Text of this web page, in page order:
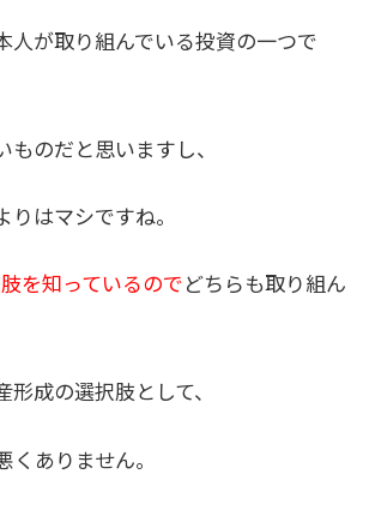
人が取り組んでいる投資の一つで
のだと思いますし、
はマシですね。
を知っているのでどちらも取り組ん
成の選択肢として、
くありません。